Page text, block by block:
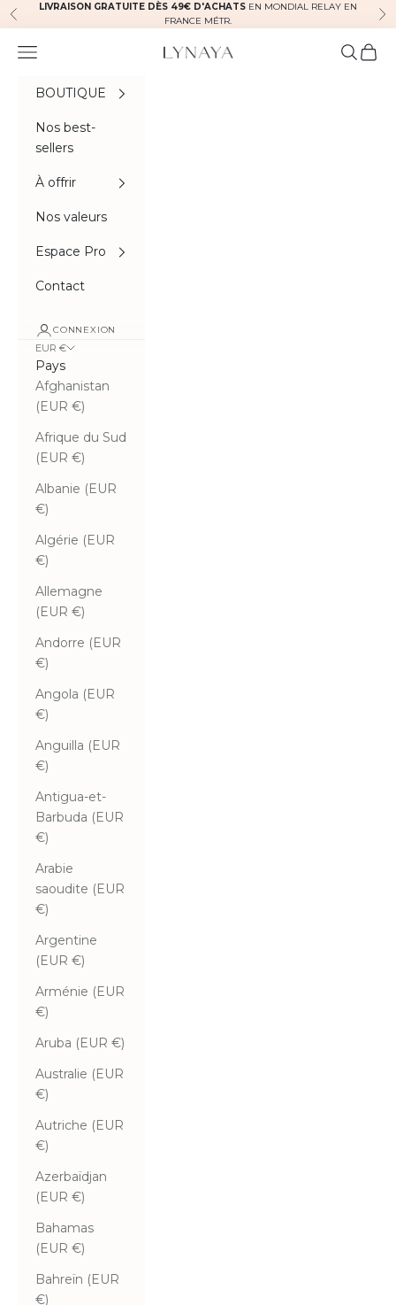
Passer au contenu
Précédent
LIVRAISON GRATUITE DÈS 49€ D'ACHATS EN MONDIAL RELAY EN
FRANCE MÉTR.
Lynaya naturals
Menu
BOUTIQUE
Nos best-
sellers
À offrir
Nos valeurs
Espace Pro
Contact
CONNEXION
EUR €
Pays
Afghanistan
(EUR €)
Afrique du Sud
(EUR €)
Albanie (EUR
€)
Algérie (EUR
€)
Allemagne
(EUR €)
Andorre (EUR
€)
Angola (EUR
€)
Anguilla (EUR
€)
Antigua-et-
Barbuda (EUR
€)
Arabie
saoudite (EUR
€)
Argentine
(EUR €)
Arménie (EUR
€)
Aruba (EUR €)
Australie (EUR
€)
Autriche (EUR
€)
Azerbaïdjan
(EUR €)
Bahamas
(EUR €)
Bahreïn (EUR
€)